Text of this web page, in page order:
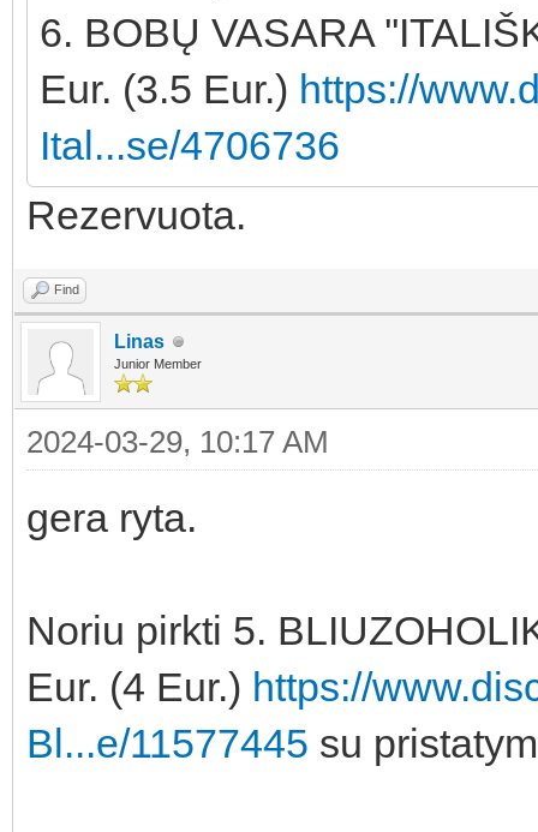
6. BOBŲ VASARA
Eur. (3.5 Eur.) https://
Ital...se/4706736
Rezervuota.
Find
Linas
Junior Member
2024-03-29, 10:17 AM
gera ryta.
Noriu pirkti 5.
Eur. (4 Eur.) https://
Bl...e/11577445 su